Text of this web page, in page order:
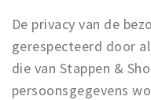
De privacy van de
gerespecteerd door
die van Stappen &
persoonsgegevens